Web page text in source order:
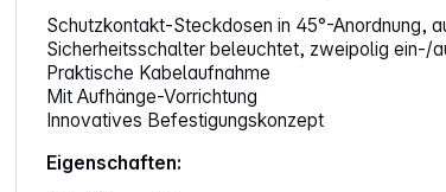
Schutzkontakt-Steckdosen in 45°-Anordnung,
Sicherheitsschalter beleuchtet, zweipolig ein-/
Praktische Kabelaufnahme
Mit Aufhänge-Vorrichtung
Innovatives Befestigungskonzept
Eigenschaften: